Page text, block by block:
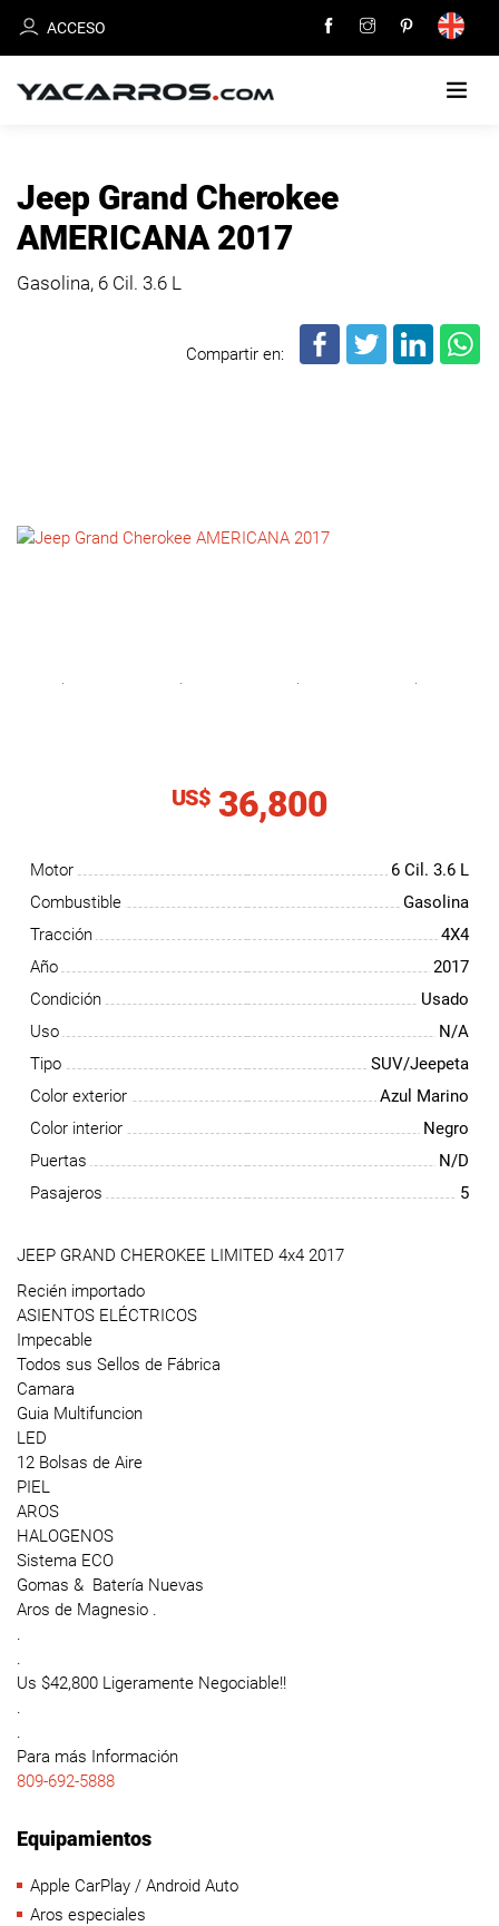
ACCESO
CARROS
EN
VENTA
Jeep Grand Cherokee
AMERICANA 2017
Gasolina, 6 Cil. 3.6 L
Compartir en:
US$ 36,800
Motor 6 Cil. 3.6 L
Combustible
Gasolina
Tracción
4X4
Año
2017
Condición
Usado
Uso
N/A
Tipo
SUV/Jeepeta
Color exterior
Azul Marino
Color interior
Negro
Puertas
N/D
Pasajeros
5
JEEP GRAND CHEROKEE LIMITED 4x4 2017
Recién importado
ASIENTOS ELÉCTRICOS
Impecable
Todos sus Sellos de Fábrica
Camara
Guia Multifuncion
LED
12 Bolsas de Aire
PIEL
AROS
HALOGENOS
Sistema ECO
Gomas & Batería Nuevas
Aros de Magnesio .
.
.
Us $42,800 Ligeramente Negociable!!
.
.
Para más Información
809-692-5888
Equipamientos
Apple CarPlay / Android Auto
Aros especiales